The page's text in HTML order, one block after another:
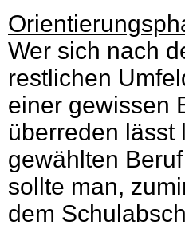
Wer sich nach
restlichen
einer gewissen
überreden lässt
gewählten
sollte man,
dem